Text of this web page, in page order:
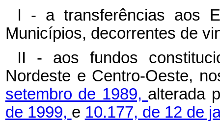
I - a transferências aos
Municípios, decorrentes de
II - aos fundos
Nordeste e Centro-Oeste,
setembro de 1989, alterada
de 1999, e 10.177, de 12 de